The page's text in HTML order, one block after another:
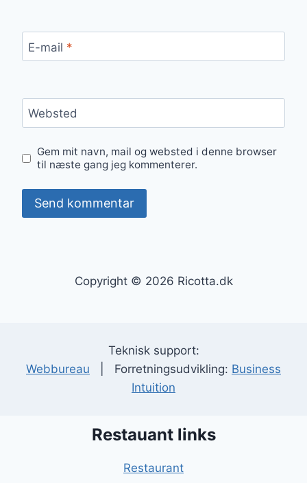
E-mail *
Websted
Gem mit navn, mail og websted i denne browser
til næste gang jeg kommenterer.
Copyright © 2026 Ricotta.dk
Teknisk support:
Webbureau | Forretningsudvikling: Business
Intuition
Restauant links
Restaurant